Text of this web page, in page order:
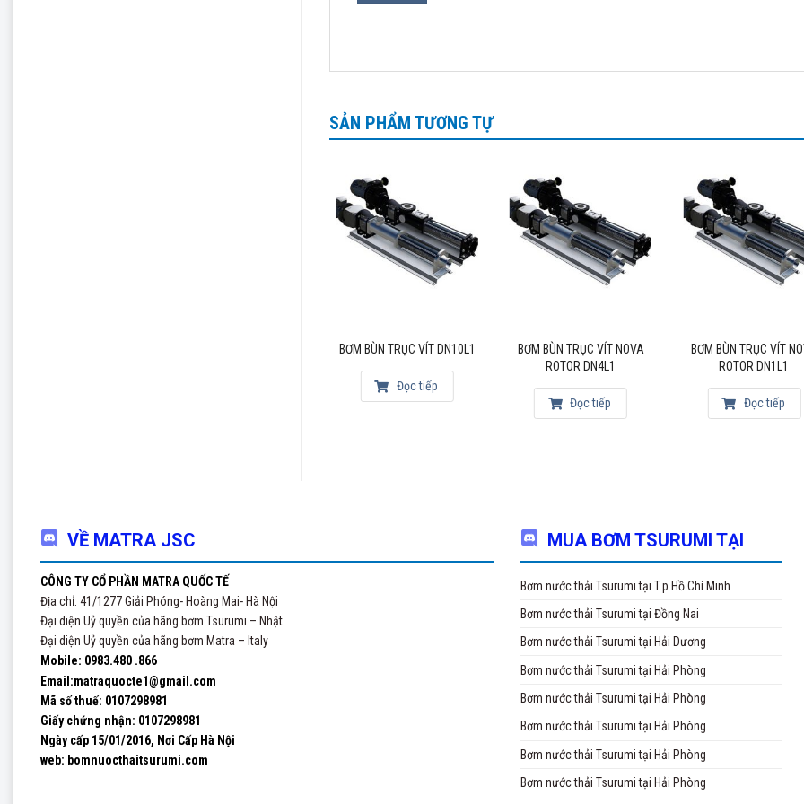
SẢN PHẨM TƯƠNG TỰ
BƠM BÙN TRỤC VÍT DN10L1
Đọc tiếp
BƠM BÙN TRỤC VÍT NOVA
ROTOR DN4L1
Đọc tiếp
BƠM BÙN TRỤC VÍT
ROTOR DN1L1
Đọc tiếp
VỀ MATRA JSC
CÔNG TY CỔ PHẦN MATRA QUỐC TẾ
Địa chỉ: 41/1277 Giải Phóng- Hoàng Mai- Hà Nội
Đại diện Uỷ quyền của hãng bơm Tsurumi – Nhật
Đại diện Uỷ quyền của hãng bơm Matra – Italy
Mobile: 0983.480 .866
Email:matraquocte1@gmail.com
Mã số thuế: 0107298981
Giấy chứng nhận: 0107298981
Ngày cấp 15/01/2016, Nơi Cấp Hà Nội
web: bomnuocthaitsurumi.com
MUA BƠM TSURUMI TẠI
Bơm nước thải Tsurumi tại T.p Hồ Chí Minh
Bơm nước thải Tsurumi tại Đồng Nai
Bơm nước thải Tsurumi tại Hải Dương
Bơm nước thải Tsurumi tại Hải Phòng
Bơm nước thải Tsurumi tại Hải Phòng
Bơm nước thải Tsurumi tại Hải Phòng
Bơm nước thải Tsurumi tại Hải Phòng
Bơm nước thải Tsurumi tại Hải Phòng